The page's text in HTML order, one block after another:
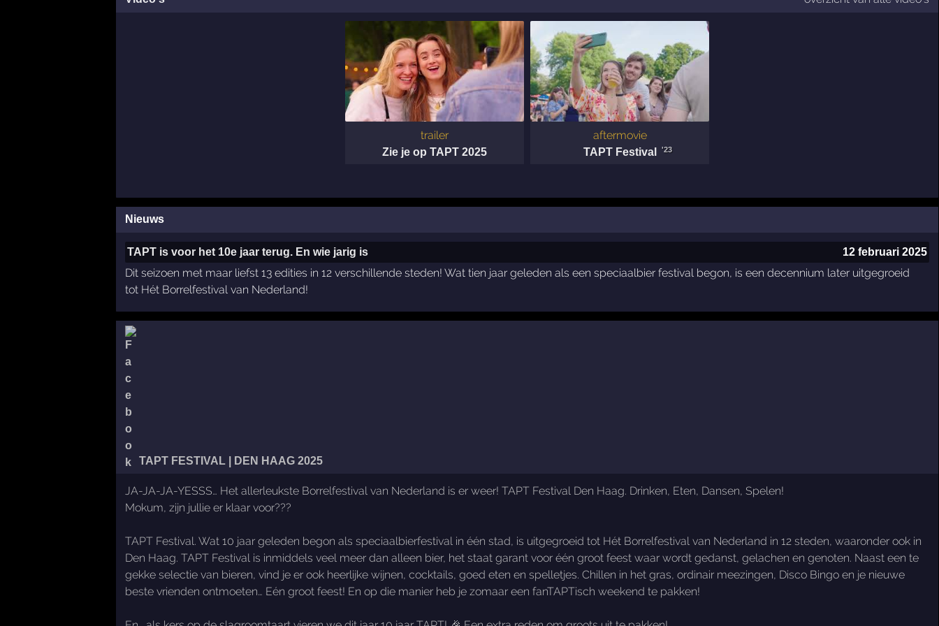
trailer
Zie je op TAPT 2025
aftermovie
TAPT Festival '23
Nieuws
TAPT is voor het 10e jaar terug. En wie jarig is 12 februari 2025
Dit seizoen met maar liefst 13 edities in 12 verschillende steden! Wat tien jaar geleden als een speciaalbier festival begon, is een decennium later uitgegroeid
tot Hét Borrelfestival van Nederland!
TAPT FESTIVAL | DEN HAAG 2025
JA-JA-JA-YESSS… Het allerleukste Borrelfestival van Nederland is er weer! TAPT Festival Den Haag. Drinken, Eten, Dansen, Spelen!
Mokum, zijn jullie er klaar voor???
TAPT Festival. Wat 10 jaar geleden begon als speciaalbierfestival in één stad, is uitgegroeid tot Hét Borrelfestival van Nederland in 12 steden, waaronder ook in
Den Haag. TAPT Festival is inmiddels veel meer dan alleen bier, het staat garant voor één groot feest waar wordt gedanst, gelachen en genoten. Naast een te
gekke selectie van bieren, vind je er ook heerlijke wijnen, cocktails, goed eten en spelletjes. Chillen in het gras, ordinair meezingen, Disco Bingo en je nieuwe
beste vrienden ontmoeten… Eén groot feest! En op die manier heb je zomaar een fanTAPTisch weekend te pakken!